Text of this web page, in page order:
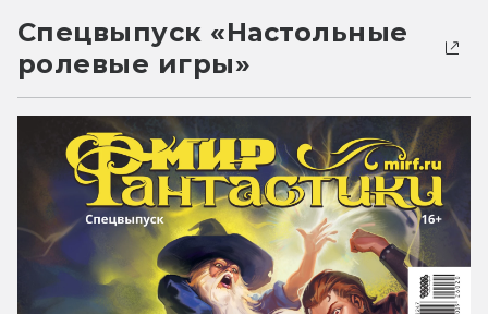
Спецвыпуск «Настольные
ролевые игры»